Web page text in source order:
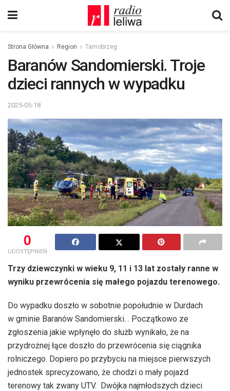
Strona Główna Region Tarnobrzeg
Baranów Sandomierski. Troje
dzieci rannych w wypadku
2025-05-18
0
UDOSTĘPNIEŃ
Trzy dziewczynki w wieku 9, 11 i 13 lat zostały ranne w
wyniku przewrócenia się małego pojazdu terenowego.
Do wypadku doszło w sobotnie popołudnie w Durdach
w gminie Baranów Sandomierski. . Początkowo ze
zgłoszenia jakie wpłynęło do służb wynikało, że na
przydrożnej łące doszło do przewrócenia się ciągnika
rolniczego. Dopiero po przybyciu na miejsce pierwszych
jednostek sprecyzowano, że chodzi o mały pojazd
terenowy tak zwany UTV. Dwójka najmłodszych dzieci